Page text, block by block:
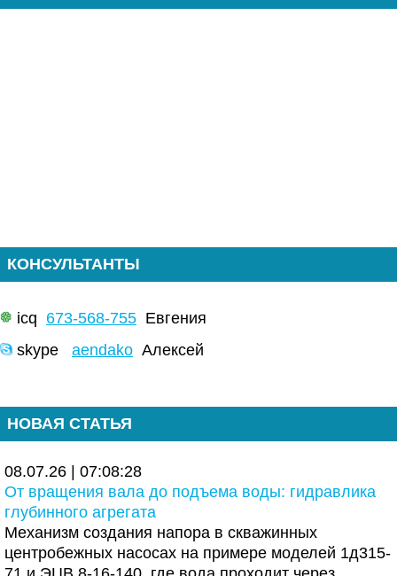
КОНСУЛЬТАНТЫ
icq 673-568-755 Евгения
skype aendako Алексей
НОВАЯ СТАТЬЯ
08.07.26 | 07:08:28
От вращения вала до подъема воды: гидравлика
глубинного агрегата
Механизм создания напора в скважинных
центробежных насосах на примере моделей 1д315-